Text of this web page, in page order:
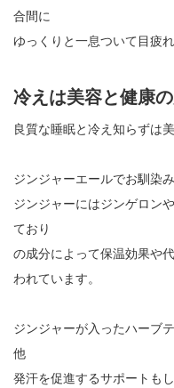
合間に
ゆっくりと一息ついて目疲
冷えは美容と健康
良質な睡眠と冷え知らずは
ジンジャーエールでお馴染
ジンジャーにはジンゲロン
ており
の成分によって保温効果や
われています。
ジンジャーが入ったハーブ
他
発汗を促進するサポートも